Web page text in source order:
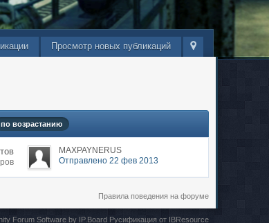
Просмотр новых публикаций
по возрастанию
MAXPAYNERUS
Отправлено 22 фев 2013
Правила поведения на форуме
Forum Software by IP.BoardРусификация от IBResource